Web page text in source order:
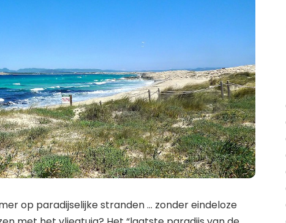
op paradijselijke stranden … zonder eindeloze